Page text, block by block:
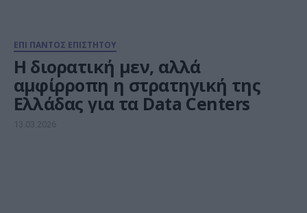
ΕΠΙ ΠΑΝΤΟΣ ΕΠΙΣΤΗΤΟΥ
Η διορατική μεν, αλλά
αμφίρροπη η στρατηγική της
Ελλάδας για τα Data Centers
13.03.2026